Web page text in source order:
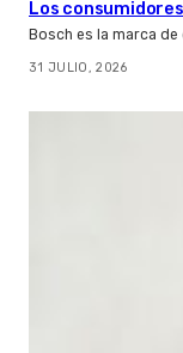
Los
Bosch es la marca
31 JULIO, 2026